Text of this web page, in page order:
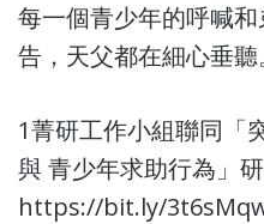
每一個青少年的呼喊
告，天父都在細心垂聽
1菁研工作小組聯同「
與 青少年求助行為」
https://bit.ly/